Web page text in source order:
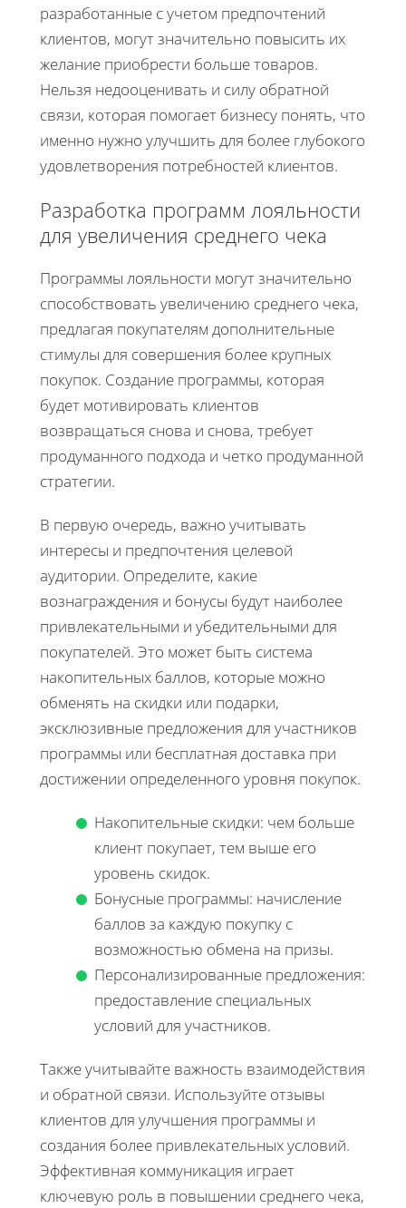
разработанные с учетом предпочтений
клиентов, могут значительно повысить их
желание приобрести больше товаров.
Нельзя недооценивать и силу обратной
связи, которая помогает бизнесу понять, что
именно нужно улучшить для более глубокого
удовлетворения потребностей клиентов.
Разработка программ лояльности
для увеличения среднего чека
Программы лояльности могут значительно
способствовать увеличению среднего чека,
предлагая покупателям дополнительные
стимулы для совершения более крупных
покупок. Создание программы, которая
будет мотивировать клиентов
возвращаться снова и снова, требует
продуманного подхода и четко продуманной
стратегии.
В первую очередь, важно учитывать
интересы и предпочтения целевой
аудитории. Определите, какие
вознаграждения и бонусы будут наиболее
привлекательными и убедительными для
покупателей. Это может быть система
накопительных баллов, которые можно
обменять на скидки или подарки,
эксклюзивные предложения для участников
программы или бесплатная доставка при
достижении определенного уровня покупок.
Накопительные скидки: чем больше
клиент покупает, тем выше его
уровень скидок.
Бонусные программы: начисление
баллов за каждую покупку с
возможностью обмена на призы.
Персонализированные предложения:
предоставление специальных
условий для участников.
Также учитывайте важность взаимодействия
и обратной связи. Используйте отзывы
клиентов для улучшения программы и
создания более привлекательных условий.
Эффективная коммуникация играет
ключевую роль в повышении среднего чека,